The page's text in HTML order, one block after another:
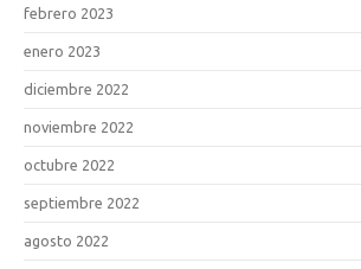
febrero 2023
enero 2023
diciembre 2022
noviembre 2022
octubre 2022
septiembre 2022
agosto 2022